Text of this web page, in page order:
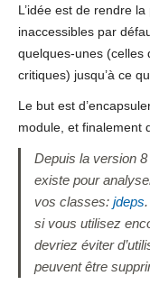
L’idée est de rendre
inaccessibles par
quelques-unes (celles
critiques) jusqu’à ce
Le but est
module, et finalement
Depuis la version
existe pour
vos classes:jdeps
si vous utilisez
devriez éviter
peuvent être